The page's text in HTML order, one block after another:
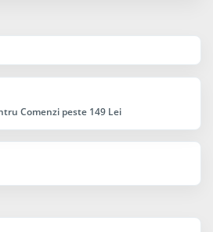
Comenzi peste 149 Lei